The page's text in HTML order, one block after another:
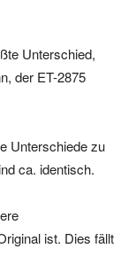
Unterschied,
der ET-2875
Unterschiede zu
ca. identisch.
ist. Dies fällt